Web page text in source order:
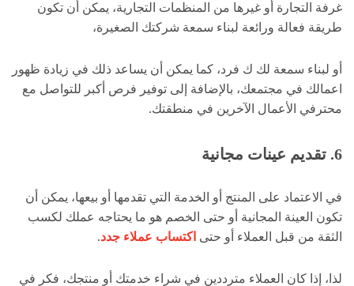
غرفة التجارة أو غيرها من المنظمات التجارية، يمكن أن تكون
طريقة فعالة ورائعة لبناء سمعة شركتك الصغيرة،
أو لبناء سمعة لك ك فرد، كما يمكن أن يساعد ذلك في زيادة ظهور
اعمالك في مجتمعك، بالإضافة إلى توفير فرص أكبر للتواصل مع
محترفي الأعمال الآخرين في منطقتك.
6. تقديم عينات مجانية
في الاعتماد على المنتج أو الخدمة التي تقدمها أو بيعها، يمكن أن
تكون العينة المجانية أو حتى الخصم هو ما يحتاجه عملك لكسب
الثقة من قبل العملاء أو حتى اكتساب عملاء جدد.
لذا، إذا كان العملاء مترددين في شراء خدمتك أو منتجك، فكر في